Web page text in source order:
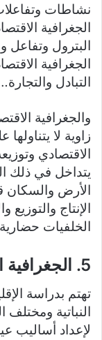
نشاطات
الجغرافية
البترول وتفاعل
الجغرافية
التبادل
والجغرافية
زاوية لا
الاقتصادي
يتداخل في ذلك
الأرض والسكان
الإنتاج والتوزيع
الخلفيات
5. الجغرافية الإقليمية
تهتم بدراسة
النباتية ومختلف
لإعداد أساليب